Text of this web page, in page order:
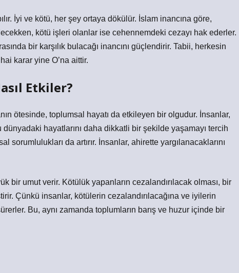
İyi ve kötü, her şey ortaya dökülür. İslam inancına göre,
kötü işleri olanlar ise cehennemdeki cezayı hak ederler.
bir karşılık bulacağı inancını güçlendirir. Tabii, herkesin
karar yine O’na aittir.
Etkiler?
ötesinde, toplumsal hayatı da etkileyen bir olgudur. İnsanlar,
hayatlarını daha dikkatli bir şekilde yaşamayı tercih
sorumlulukları da artırır. İnsanlar, ahirette yargılanacaklarını
bir umut verir. Kötülük yapanların cezalandırılacak olması, bir
Çünkü insanlar, kötülerin cezalandırılacağına ve iyilerin
Bu, aynı zamanda toplumların barış ve huzur içinde bir